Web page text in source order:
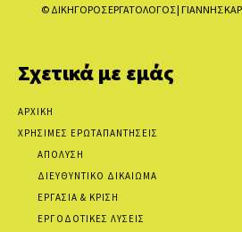
© ΔΙΚΗΓΟΡΟΣ ΕΡΓΑΤΟΛΟΓΟΣ | ΓΙΑΝΝΗΣ
Σχετικά με εμάς
ΑΡΧΙΚΗ
ΧΡΗΣΙΜΕΣ ΕΡΩΤΑΠΑΝΤΗΣΕΙΣ
ΑΠΟΛΥΣΗ
ΔΙΕΥΘΥΝΤΙΚΟ ΔΙΚΑΙΩΜΑ
ΕΡΓΑΣΙΑ & ΚΡΙΣΗ
ΕΡΓΟΔΟΤΙΚΕΣ ΛΥΣΕΙΣ